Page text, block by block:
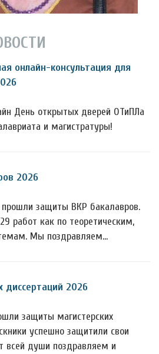
онлайн-консультация для
День открытых дверей ОТиПЛа
и магистратуры!
2026
защиты ВКР бакалавров.
работ как по теоретическим,
Мы поздравляем…
диссертаций 2026
защиты магистерских
успешно защитили свои
всей души поздравляем и